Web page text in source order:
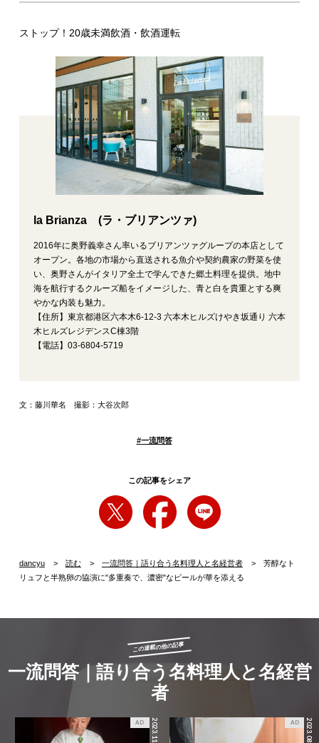
ストップ！20歳未満飲酒・飲酒運転
la Brianza (ラ・ブリアンツァ)
2016年に奥野義幸さん率いるブリアンツァグループの本店として
オープン。各地の市場から直送される魚介や契約農家の野菜を使
い、奥野さんがイタリア全土で学んできた郷土料理を提供。地中
海を航行するクルーズ船をイメージした、青と白を貴重とする爽
やかな内装も魅力。
【住所】東京都港区六本木6‐12‐3 六本木ヒルズけやき坂通り 六本
木ヒルズレジデンスC棟3階
【電話】03‐6804‐5719
文：藤川華名 撮影：大谷次郎
#一流問答
この記事をシェア
dancyu 読む 一流問答｜語り合う名料理人と名経営者
芳醇なト
リュフと半熟卵の協演に"多重奏で、濃密"なビールが華を添える
この連載の他の記事
一流問答｜語り合う名料理人と名経営
者
2023.11.15
AD 2023.08.08
AD